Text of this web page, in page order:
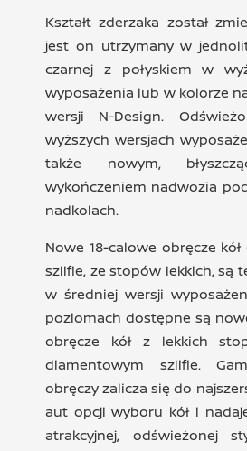
Kształt zderzaka został
jest on utrzymany w
czarnej z połyskiem w
wyposażenia lub w kolorze
wersji N-Design.
wyższych wersjach
także nowym,
wykończeniem nadwozia
nadkolach.
Nowe 18-calowe obręcze
szlifie, ze stopów lekkich, są
w średniej wersji
poziomach dostępne są
obręcze kół z lekkich
diamentowym szlifie.
obręczy zalicza się do
aut opcji wyboru kół i
atrakcyjnej, odświeżonej